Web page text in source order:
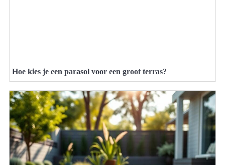
Hoe kies je een parasol voor een groot terras?